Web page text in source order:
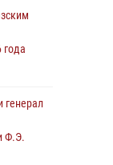
года
генерал
Ф.Э.